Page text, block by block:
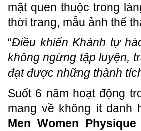
mặt quen thuộc trong
thời trang, mẫu ảnh thể
“Điều khiến Khánh tự
không ngừng tập luyện,
đạt được những thành
Suốt 6 năm hoạt động
mang về không ít danh
Men Women